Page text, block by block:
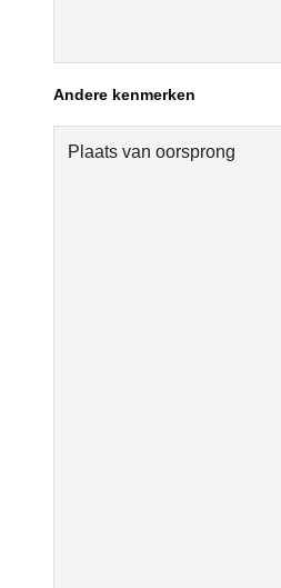
Andere kenmerken
Plaats van oorsprong